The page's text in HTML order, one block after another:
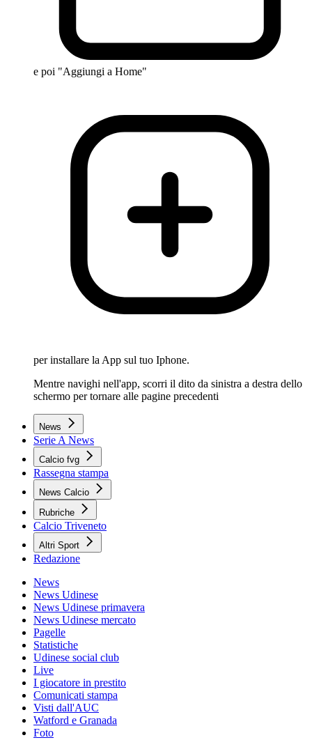
e poi "Aggiungi a Home"
per installare la App sul tuo Iphone.
Mentre navighi nell'app, scorri il dito da sinistra a destra dello
schermo per tornare alle pagine precedenti
News
Serie A News
Calcio fvg
Rassegna stampa
News Calcio
Rubriche
Calcio Triveneto
Altri Sport
Redazione
News
News Udinese
News Udinese primavera
News Udinese mercato
Pagelle
Statistiche
Udinese social club
Live
I giocatore in prestito
Comunicati stampa
Visti dall'AUC
Watford e Granada
Foto